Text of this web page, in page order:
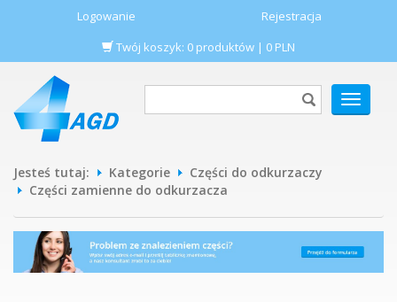
Logowanie
Rejestracja
Twój koszyk: 0 produktów | 0 PLN
POKAŻ
MENU
Jesteś tutaj: Kategorie
Części do odkurzaczy
Części zamienne do odkurzacza